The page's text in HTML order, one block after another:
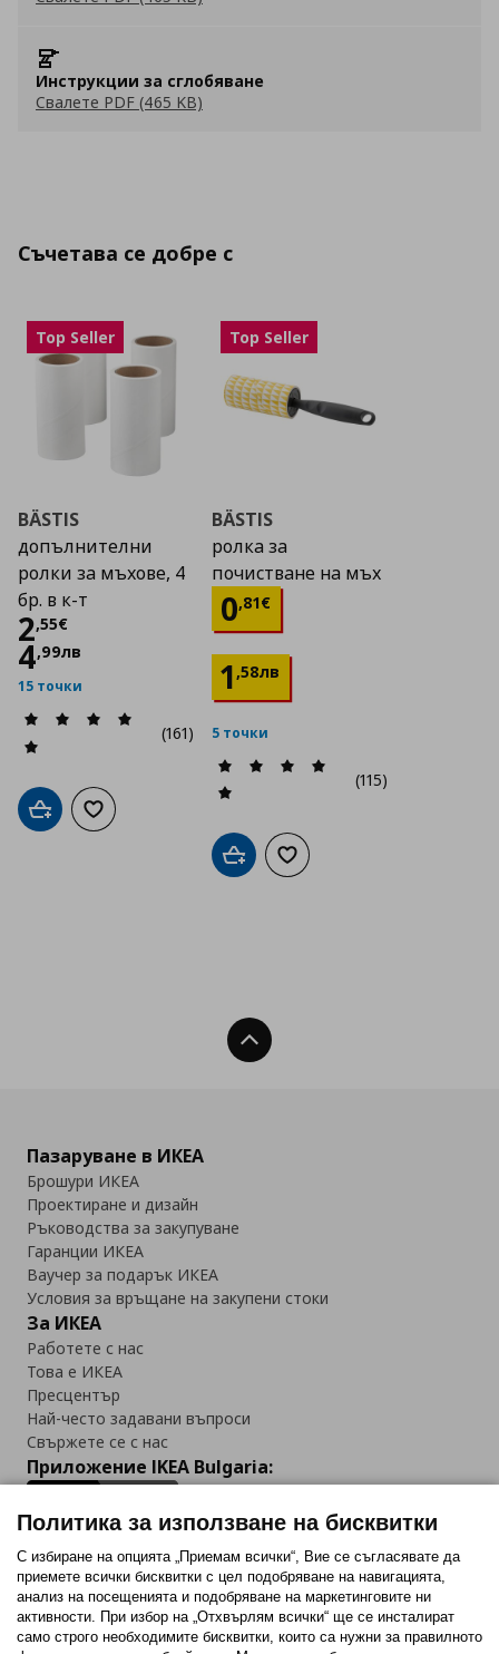
Инструкции за сглобяване
Свалете PDF (465 KB)
Съчетава се добре с
Top Seller
BÄSTIS
допълнителни
ролки за мъхове, 4
бр. в к-т
2,55€
Цена
4,99лв
15 точки
(161)
Добави в кошницата
Добави към списъка с любими
Top Seller
BÄSTIS
ролка за
почистване на мъх
0,81€
Цена
1,58лв
5 точки
(115)
Добави в кошницата
Добави към списъка с
Нагоре
Пазаруване в ИКЕА
Брошури ИКЕА
Проектиране и дизайн
Ръководства за закупуване
Гаранции ИКЕА
Ваучер за подарък ИКЕА
Условия за връщане на закупени стоки
За ИКЕА
Работете с нас
Това е ИКЕА
Пресцентър
Най-често задавани въпроси
Свържете се с нас
Приложение IKEA Bulgaria:
Последвайте ни:
FacebookTwitterYoutubePinterestInstagram
Политика за използване на бисквитки
С избиране на опцията „Приемам всички“, Вие се съгласявате да
приемете всички бисквитки с цел подобряване на навигацията,
анализ на посещенията и подобряване на маркетинговите ни
активности. При избор на „Отхвърлям всички“ ще се инсталират
само строго необходимитe бисквитки, които са нужни за правилното